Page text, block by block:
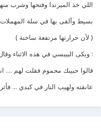
اللي خذ الميرندا وفتحها وشرب
بسيط وألقى بها في سلة المهملات
( لأن حرارتها مرتفعة ساخنة )
: وبكى البيبسي في هذه الاثناء وقال
قالوا حبيبك محموم فقلت لهم ....
عانقته ولهيب النار في كبدي ...